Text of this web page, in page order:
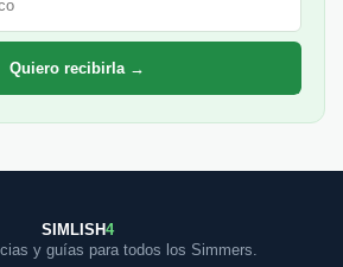
Quiero recibirla →
SIMLISH4
y guías para todos los Simmers.